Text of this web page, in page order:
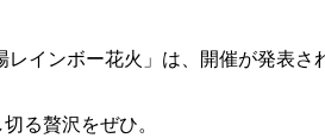
インボー花火」は、開催が発表